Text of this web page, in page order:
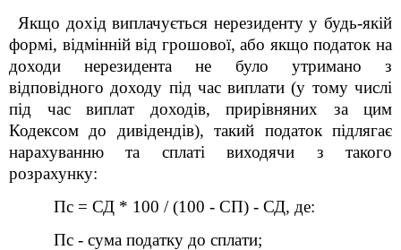
Якщо дохід виплачується нерезиденту у будь-якій
формі, відмінній від грошової, або якщо податок на
доходи нерезидента не було утримано з
відповідного доходу під час виплати (у тому числі
під час виплат доходів, прирівняних за цим
Кодексом до дивідендів), такий податок підлягає
нарахуванню та сплаті виходячи з такого
розрахунку:
Пс = СД * 100 / (100 - СП) - СД, де:
Пс - сума податку до сплати;